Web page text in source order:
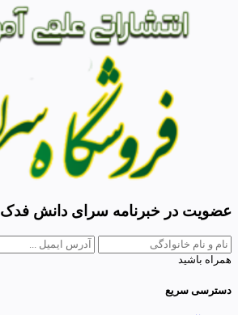
عضویت در خبرنامه سرای دانش فدک
همراه باشید
دسترسی سریع